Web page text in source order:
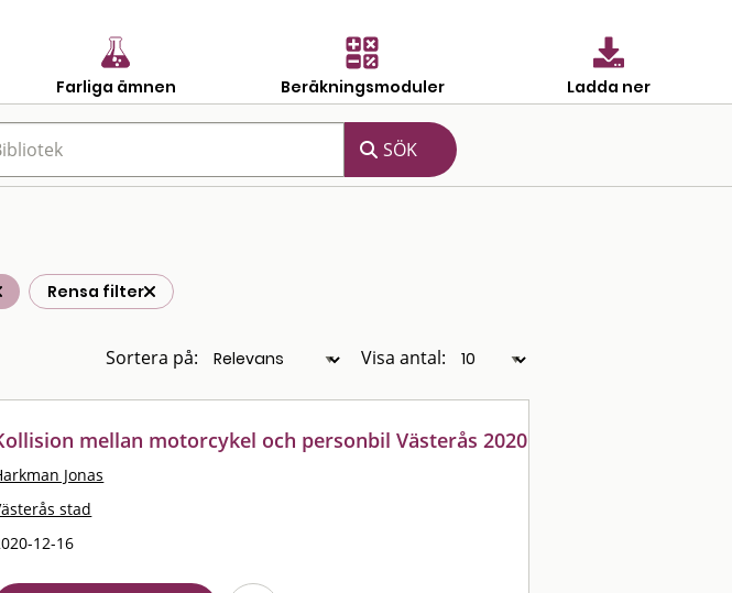
Farliga ämnen Beräkningsmoduler Ladda ner
Rensa filter
Sortera på: Visa antal:
mellan motorcykel och personbil Västerås 2020
Jonas
stad
12-16